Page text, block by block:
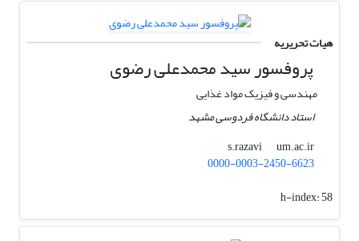
هیات تحریریه
پروفسور سید محمدعلی رضوی
مهندسی و فیزیک مواد غذایی
استاد دانشگاه فردوسی مشهد
s.razavi
um.ac.ir
0000-0003-2450-6623
h-index:58